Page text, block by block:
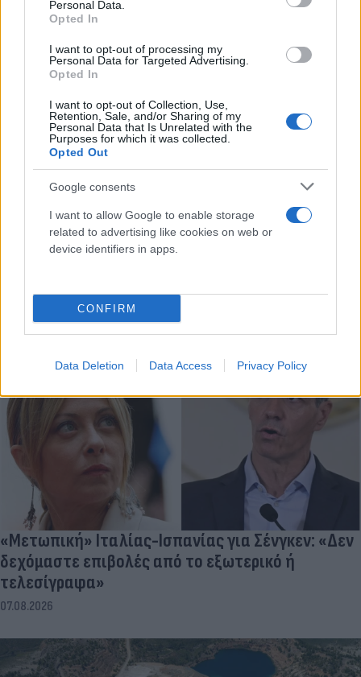
Personal Data.
Opted In
I want to opt-out of processing my
Personal Data for Targeted Advertising.
Opted In
I want to opt-out of Collection, Use,
Retention, Sale, and/or Sharing of my
Personal Data that Is Unrelated with the
Purposes for which it was collected.
Opted Out
Google consents
I want to allow Google to enable storage
related to advertising like cookies on web or
device identifiers in apps.
CONFIRM
Data Deletion Data Access Privacy Policy
55χρονο που είχε κρύψει τον πατέρα του
στον καταψύκτη
07.08.2026
«Μετωπική» Ιταλίας-Ισπανίας για Σένγκεν: «Δεν
δεχόμαστε επιβολές από το εξωτερικό ή
τελεσίγραφα»
07.08.2026